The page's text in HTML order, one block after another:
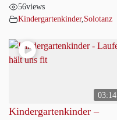
56views
Kindergartenkinder,Solotanz
03:14
Kindergartenkinder –